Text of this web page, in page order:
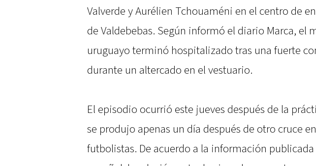
Valverde y Aurélien Tchouaméni en el centro de
de Valdebebas. Según informó el diario Marca, el
uruguayo terminó hospitalizado tras una fuerte
durante un altercado en el vestuario.
El episodio ocurrió este jueves después de la
se produjo apenas un día después de otro cruce
futbolistas. De acuerdo a la información